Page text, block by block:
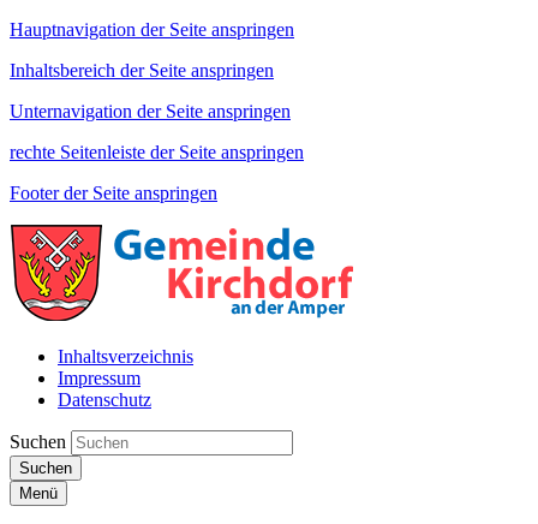
Hauptnavigation der Seite anspringen
Inhaltsbereich der Seite anspringen
Unternavigation der Seite anspringen
rechte Seitenleiste der Seite anspringen
Footer der Seite anspringen
Inhaltsverzeichnis
Impressum
Datenschutz
Suchen
Suchen
Menü